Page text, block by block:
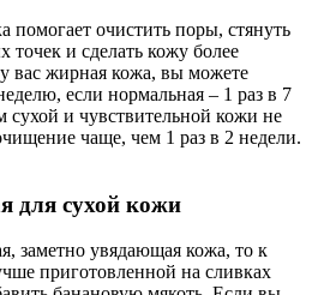
помогает очистить поры, стянуть
точек и сделать кожу более
вас жирная кожа, вы можете
если нормальная – 1 раз в 7
сухой и чувствительной кожи не
чаще, чем 1 раз в 2 недели.
для сухой кожи
заметно увядающая кожа, то к
приготовленной на сливках